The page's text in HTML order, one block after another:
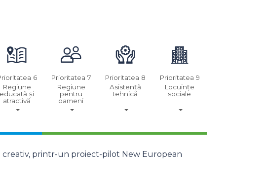
6
Regiune
educată și
atractivă
Prioritatea 7
Regiune
pentru
oameni
Prioritatea 8
Asistență
tehnică
Prioritatea 9
Locuințe
sociale
creativ, printr-un proiect-pilot New European